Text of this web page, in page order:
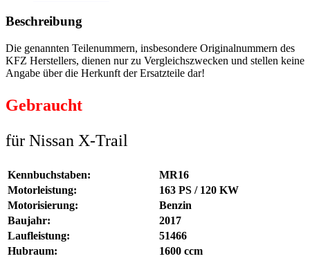
Beschreibung
Die genannten Teilenummern, insbesondere Originalnummern des
KFZ Herstellers, dienen nur zu Vergleichszwecken und stellen keine
Angabe über die Herkunft der Ersatzteile dar!
Gebraucht
für Nissan X-Trail
Kennbuchstaben:
MR16
Motorleistung:
163 PS / 120 KW
Motorisierung:
Benzin
Baujahr:
2017
Laufleistung:
51466
Hubraum:
1600 ccm